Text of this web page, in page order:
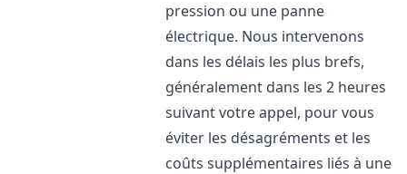
pression ou une panne
électrique. Nous intervenons
dans les délais les plus brefs,
généralement dans les 2 heures
suivant votre appel, pour vous
éviter les désagréments et les
coûts supplémentaires liés à une